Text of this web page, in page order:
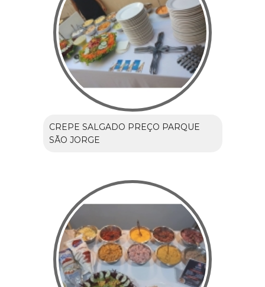
CREPE SALGADO PREÇO PARQUE
SÃO JORGE